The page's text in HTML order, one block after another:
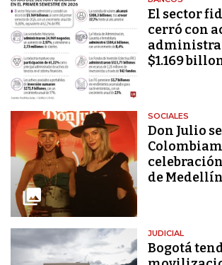
El sector
cerró con
$1.169
SOCIALES
Don Julio
de Medellín
JUDICIAL
Bogotá